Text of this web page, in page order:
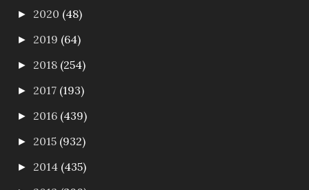
► 2020 (48)
► 2019 (64)
► 2018 (254)
► 2017 (193)
► 2016 (439)
► 2015 (932)
► 2014 (435)